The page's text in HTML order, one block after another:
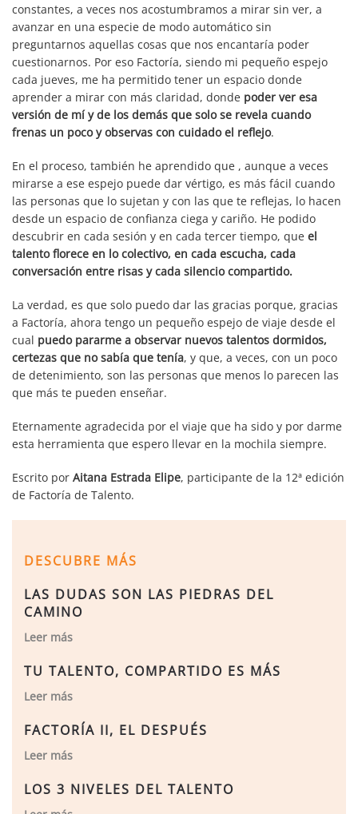
constantes, a veces nos acostumbramos a mirar sin ver, a
avanzar en una especie de modo automático sin
preguntarnos aquellas cosas que nos encantaría poder
cuestionarnos. Por eso Factoría, siendo mi pequeño espejo
cada jueves, me ha permitido tener un espacio donde
aprender a mirar con más claridad, donde poder ver esa
versión de mí y de los demás que solo se revela cuando
frenas un poco y observas con cuidado el reflejo.
En el proceso, también he aprendido que , aunque a veces
mirarse a ese espejo puede dar vértigo, es más fácil cuando
las personas que lo sujetan y con las que te reflejas, lo hacen
desde un espacio de confianza ciega y cariño. He podido
descubrir en cada sesión y en cada tercer tiempo, que el
talento florece en lo colectivo, en cada escucha, cada
conversación entre risas y cada silencio compartido.
La verdad, es que solo puedo dar las gracias porque, gracias
a Factoría, ahora tengo un pequeño espejo de viaje desde el
cual puedo pararme a observar nuevos talentos dormidos,
certezas que no sabía que tenía, y que, a veces, con un poco
de detenimiento, son las personas que menos lo parecen las
que más te pueden enseñar.
Eternamente agradecida por el viaje que ha sido y por darme
esta herramienta que espero llevar en la mochila siempre.
Escrito por Aitana Estrada Elipe, participante de la 12ª edición
de Factoría de Talento.
DESCUBRE MÁS
LAS DUDAS SON LAS PIEDRAS DEL
CAMINO
Leer más
TU TALENTO, COMPARTIDO ES MÁS
Leer más
FACTORÍA II, EL DESPUÉS
Leer más
LOS 3 NIVELES DEL TALENTO